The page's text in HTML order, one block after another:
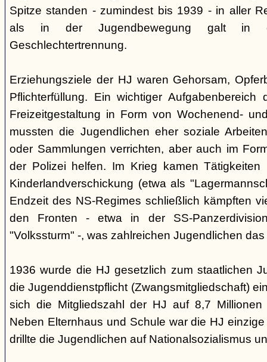
Spitze standen - zumindest bis 1939 - in aller
als in der Jugendbewegung galt in
Geschlechtertrennung.
Erziehungsziele der HJ waren Gehorsam,
Pflichterfüllung. Ein wichtiger
Freizeitgestaltung in Form von Wochenend-
mussten die Jugendlichen eher soziale
oder Sammlungen verrichten, aber auch im
der Polizei helfen. Im Krieg kamen
Kinderlandverschickung (etwa als
Endzeit des NS-Regimes schließlich kämpften
den Fronten - etwa in der SS-
"Volkssturm" -, was zahlreichen Jugendlichen
1936 wurde die HJ gesetzlich zum staatlichen
die Jugenddienstpflicht (Zwangsmitgliedschaft)
sich die Mitgliedszahl der HJ auf 8,7 Millionen
Neben Elternhaus und Schule war die HJ
drillte die Jugendlichen auf Nationalsozialismus